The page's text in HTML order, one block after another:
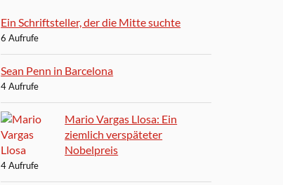
Ein Schriftsteller, der die Mitte suchte
6 Aufrufe
Sean Penn in Barcelona
4 Aufrufe
Mario Vargas Llosa: Ein
ziemlich verspäteter
Nobelpreis
4 Aufrufe